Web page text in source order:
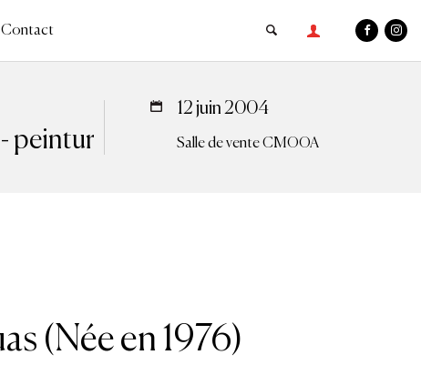
Contact
peintur
12 juin 2004
Salle de vente CMOOA
(Née en 1976)